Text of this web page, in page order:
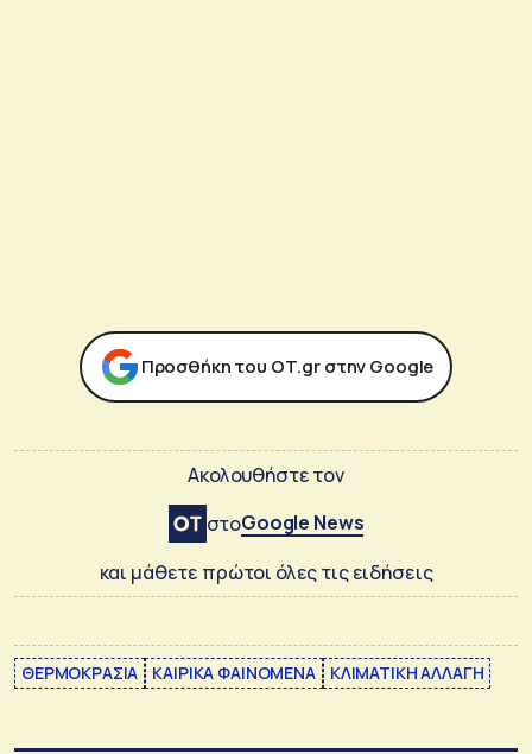
Προσθήκη του ΟΤ.gr στην Google
Ακολουθήστε τον
στοGoogle News
και μάθετε πρώτοι όλες τις ειδήσεις
ΘΕΡΜΟΚΡΑΣΙΑ ΚΑΙΡΙΚΑ ΦΑΙΝΟΜΕΝΑ ΚΛΙΜΑΤΙΚΗ ΑΛΛΑΓΗ